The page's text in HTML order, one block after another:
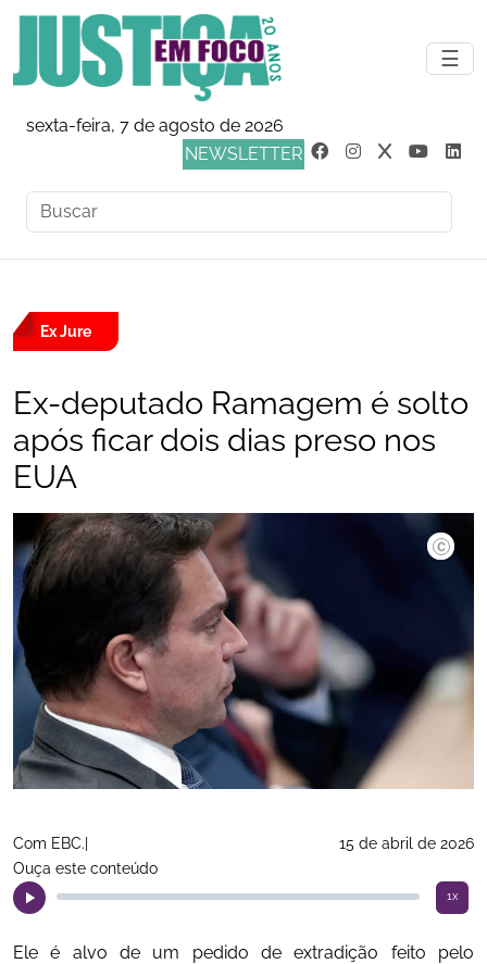
☰
sexta-feira, 7 de agosto de 2026
NEWSLETTER
Ex Jure
Ex-deputado Ramagem é solto
após ficar dois dias preso nos
EUA
Com EBC.|
15 de abril de 2026
Ouça este conteúdo
1x
Ele é alvo de um pedido de extradição feito pelo